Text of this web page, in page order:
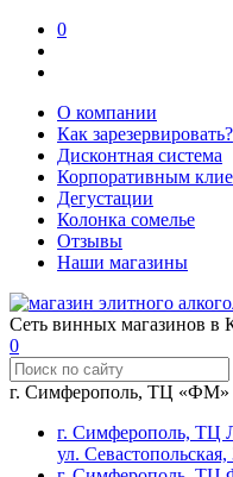
0
О компании
Как зарезервировать?
Дисконтная система
Корпоративным
Дегустации
Колонка сомелье
Отзывы
Наши магазины
Сеть винных магазинов в
0
г. Симферополь, ТЦ «ФМ»
г. Симферополь, ТЦ
ул. Севастопольская,